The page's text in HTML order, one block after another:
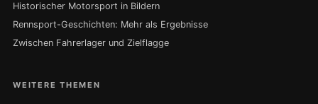
Historischer Motorsport in Bildern
Rennsport-Geschichten: Mehr als Ergebnisse
Zwischen Fahrerlager und Zielflagge
WEITERE THEMEN